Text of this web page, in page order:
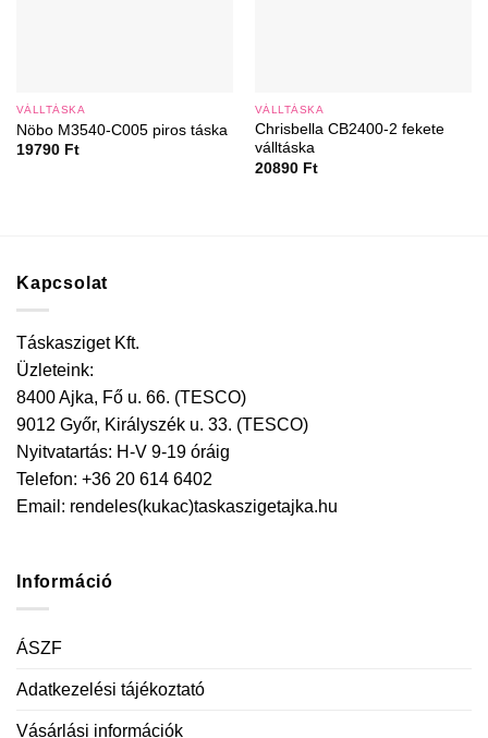
VÁLLTÁSKA
Nöbo M3540-C005 piros táska
19790 Ft
VÁLLTÁSKA
Chrisbella CB2400-2 fekete
válltáska
20890 Ft
Kapcsolat
Táskasziget Kft.
Üzleteink:
8400 Ajka, Fő u. 66. (TESCO)
9012 Győr, Királyszék u. 33. (TESCO)
Nyitvatartás: H-V 9-19 óráig
Telefon: +36 20 614 6402
Email: rendeles(kukac)taskaszigetajka.hu
Információ
ÁSZF
Adatkezelési tájékoztató
Vásárlási információk